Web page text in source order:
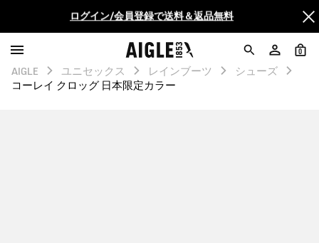
AIGLE CLUB ポイントサービス終了のお知らせ
【最大50%OFF】FINAL SALEがスタート！
ログイン/会員登録で送料＆返品無料
0
AIGLE ユニセックス レインブーツ
シューズ
コーレイ クロッグ 日本限定カラー